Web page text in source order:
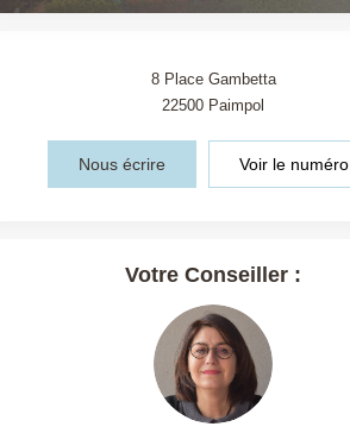
8 Place Gambetta
22500 Paimpol
Nous écrire Voir le numéro
Votre Conseiller :